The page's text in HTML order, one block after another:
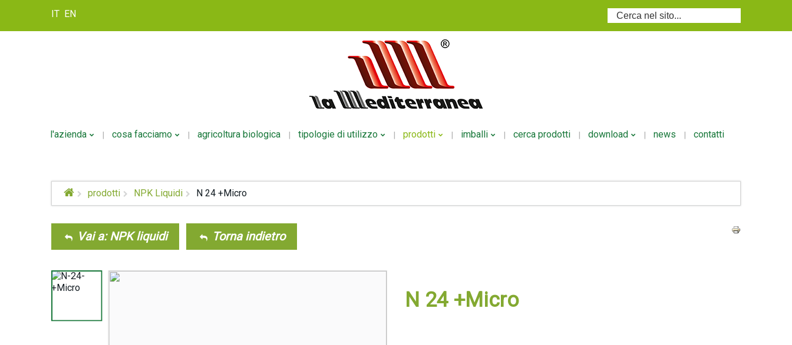
Cerca...
IT EN
l'azienda
Storia
Politica Della Qualità
cosa facciamo
Formulazione
Personalizzazione
Confezionamento
Logistica
agricoltura biologica tipologie di utilizzo
Fogliare
prodotti
NPK Liquidi
Ecodosi
imballi
Per Polveri/granulari
cerca prodotti download news contatti
prodotti NPK Liquidi N 24 +Micro
Vai a: NPK liquidi Torna indietro
N 24 +Micro